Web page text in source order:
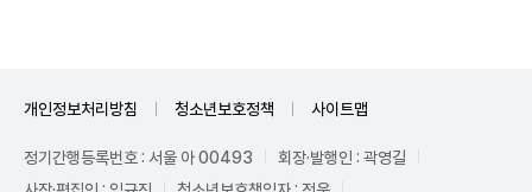
개인정보처리방침 청소년보호정책 사이트맵
정기간행등록번호 : 서울 아 00493
회장·발행인 : 곽영길